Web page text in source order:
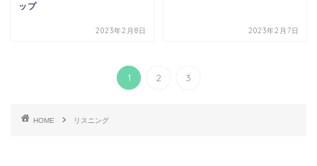
ップ
2023年2月8日 2023年2月7日
1 2 3
HOME リスニング